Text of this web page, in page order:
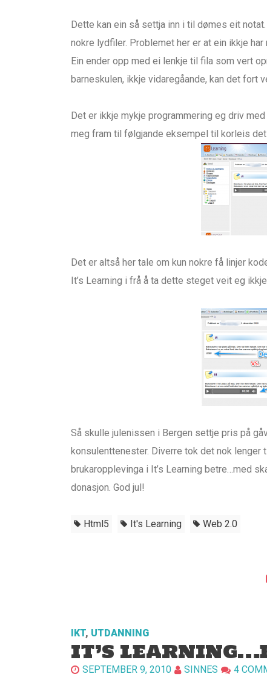
Dette kan ein så settja inn i til dømes eit
nokre lydfiler. Problemet her er at ein ikkje
Ein ender opp med ei lenkje til fila som vert
barneskulen, ikkje vidaregåande, kan det fort
Det er ikkje mykje programmering eg driv
meg fram til følgjande eksempel til korleis
Det er altså her tale om kun nokre få linjer
It’s Learning i frå å ta dette steget veit eg
Så skulle julenissen i Bergen settje pris på
konsulenttenester. Diverre tok det nok
brukaropplevinga i It’s Learning betre…med
donasjon. God jul!
Html5 It's Learning Web 2.0
IKT, UTDANNING
IT’S
SEPTEMBER 9, 2010 SINNES 4